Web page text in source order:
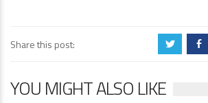
Share this post: a b
YOU MIGHT ALSO LIKE